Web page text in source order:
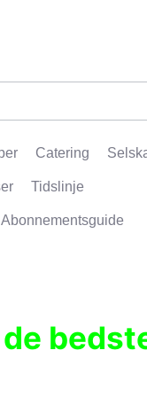
Catering
Tidslinje
Abonnementsguide